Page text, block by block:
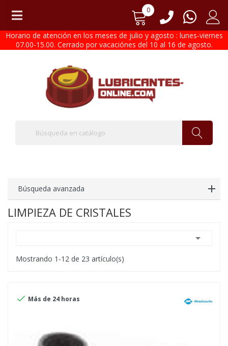
0
Horario de atención en los meses de julio y agosto : lunes-viernes
07.00-15.00. Cerrado por vacaciónes del 10 al 16 de agosto.
Búsqueda avanzada
LIMPIEZA DE CRISTALES

Mostrando 1-12 de 23 artículo(s)
 Más de 24 horas